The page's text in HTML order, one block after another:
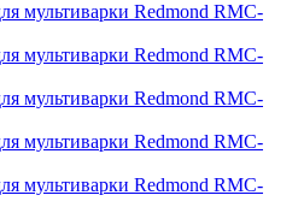
мультиварки Redmond RMC-
мультиварки Redmond RMC-
мультиварки Redmond RMC-
мультиварки Redmond RMC-
мультиварки Redmond RMC-